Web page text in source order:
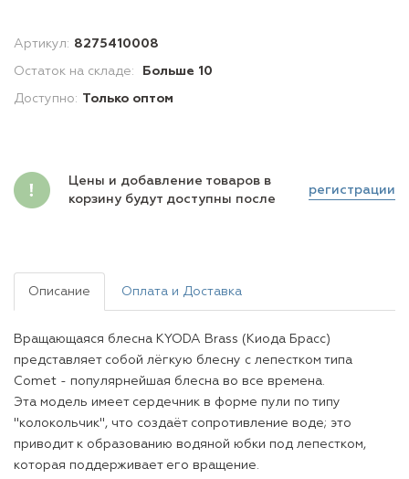
Артикул: 8275410008
Остаток на складе: Больше 10
Доступно: Только оптом
Цены и добавление товаров в
корзину будут доступны после
регистрации
Описание Оплата и Доставка
Вращающаяся блесна KYODA Brass (Киода Брасс)
представляет собой лёгкую блесну с лепестком типа
Comet - популярнейшая блесна во все времена.
Эта модель имеет сердечник в форме пули по типу
"колокольчик", что создаёт сопротивление воде; это
приводит к образованию водяной юбки под лепестком,
которая поддерживает его вращение.